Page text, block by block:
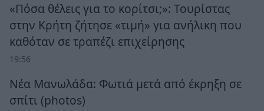
«Πόσα θέλεις για το κορίτσι;»: Τουρίστας
στην Κρήτη ζήτησε «τιμή» για ανήλικη που
καθόταν σε τραπέζι επιχείρησης
19:56
Νέα Μανωλάδα: Φωτιά μετά από έκρηξη σε
σπίτι (photos)